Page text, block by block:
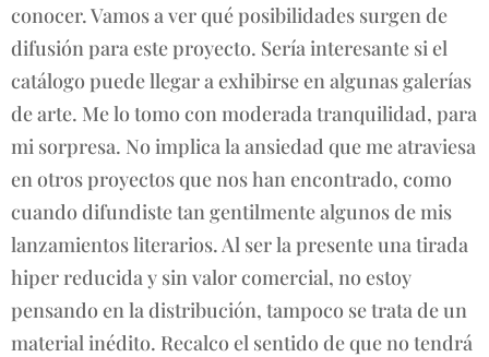
conocer. Vamos a ver qué posibilidades surgen de
difusión para este proyecto. Sería interesante si el
catálogo puede llegar a exhibirse en algunas galerías
de arte. Me lo tomo con moderada tranquilidad, para
mi sorpresa. No implica la ansiedad que me atraviesa
en otros proyectos que nos han encontrado, como
cuando difundiste tan gentilmente algunos de mis
lanzamientos literarios. Al ser la presente una tirada
hiper reducida y sin valor comercial, no estoy
pensando en la distribución, tampoco se trata de un
material inédito. Recalco el sentido de que no tendrá